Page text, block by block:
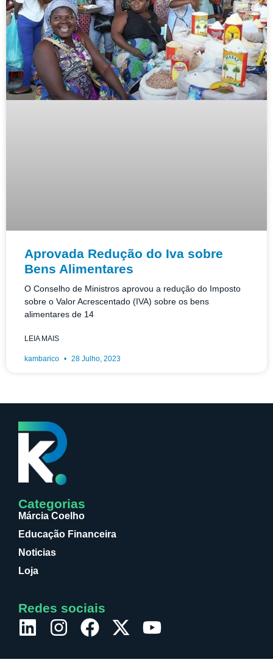
Aprovada Redução do Iva sobre
Bens Alimentares
O Conselho de Ministros aprovou a redução do Imposto
sobre o Valor Acrescentado (IVA) sobre os bens
alimentares de 14
LEIA MAIS
kambarico 28 Julho, 2023
Categorias
Márcia Coelho
Educação Financeira
Noticias
Loja
Redes sociais